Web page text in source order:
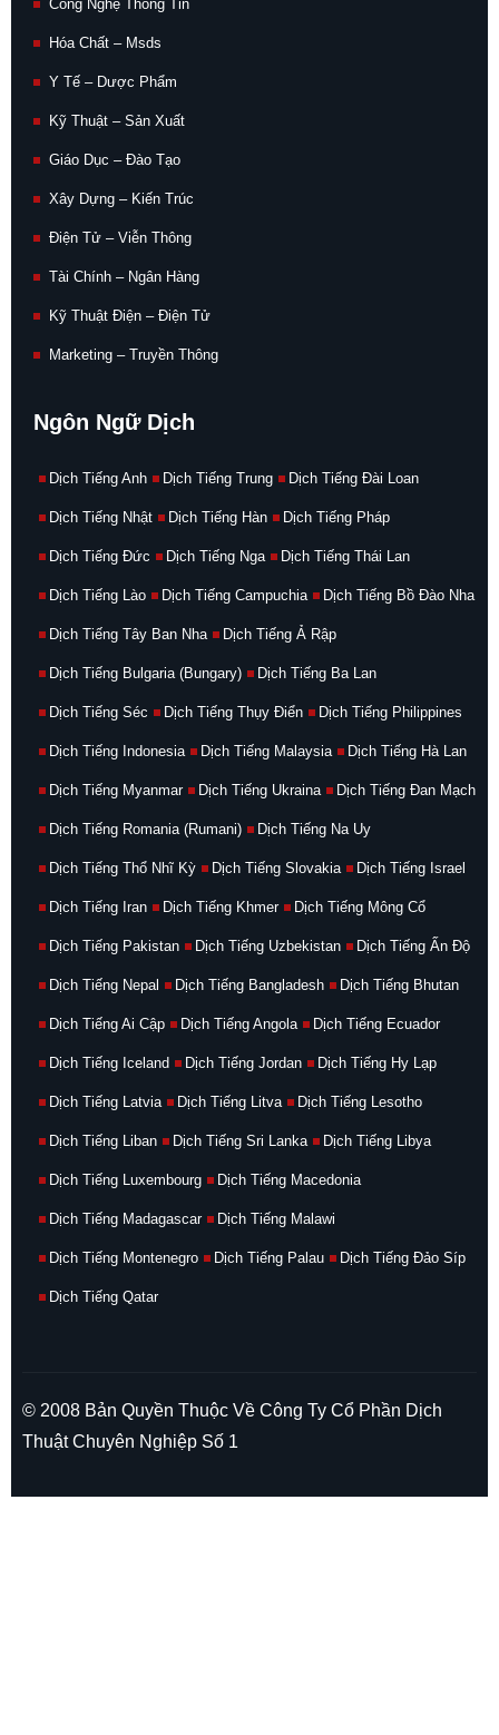
Công Nghệ Thông Tin
Hóa Chất – Msds
Y Tế – Dược Phẩm
Kỹ Thuật – Sản Xuất
Giáo Dục – Đào Tạo
Xây Dựng – Kiến Trúc
Điện Tử – Viễn Thông
Tài Chính – Ngân Hàng
Kỹ Thuật Điện – Điện Tử
Marketing – Truyền Thông
Ngôn Ngữ Dịch
Dịch Tiếng Anh Dịch Tiếng Trung Dịch Tiếng Đài Loan
Dịch Tiếng Nhật Dịch Tiếng Hàn Dịch Tiếng Pháp
Dịch Tiếng Đức Dịch Tiếng Nga Dịch Tiếng Thái Lan
Dịch Tiếng Lào Dịch Tiếng Campuchia Dịch Tiếng Bồ Đào Nha
Dịch Tiếng Tây Ban Nha Dịch Tiếng Ả Rập
Dịch Tiếng Bulgaria (Bungary) Dịch Tiếng Ba Lan
Dịch Tiếng Séc Dịch Tiếng Thụy Điển Dịch Tiếng Philippines
Dịch Tiếng Indonesia Dịch Tiếng Malaysia Dịch Tiếng Hà Lan
Dịch Tiếng Myanmar Dịch Tiếng Ukraina Dịch Tiếng Đan Mạch
Dịch Tiếng Romania (Rumani) Dịch Tiếng Na Uy
Dịch Tiếng Thổ Nhĩ Kỳ Dịch Tiếng Slovakia Dịch Tiếng Israel
Dịch Tiếng Iran Dịch Tiếng Khmer Dịch Tiếng Mông Cổ
Dịch Tiếng Pakistan Dịch Tiếng Uzbekistan Dịch Tiếng Ấn Độ
Dịch Tiếng Nepal Dịch Tiếng Bangladesh Dịch Tiếng Bhutan
Dịch Tiếng Ai Cập Dịch Tiếng Angola Dịch Tiếng Ecuador
Dịch Tiếng Iceland Dịch Tiếng Jordan Dịch Tiếng Hy Lạp
Dịch Tiếng Latvia Dịch Tiếng Litva Dịch Tiếng Lesotho
Dịch Tiếng Liban Dịch Tiếng Sri Lanka Dịch Tiếng Libya
Dịch Tiếng Luxembourg Dịch Tiếng Macedonia
Dịch Tiếng Madagascar Dịch Tiếng Malawi
Dịch Tiếng Montenegro Dịch Tiếng Palau Dịch Tiếng Đảo Síp
Dịch Tiếng Qatar
© 2008 Bản Quyền Thuộc Về Công Ty Cổ Phần Dịch
Thuật Chuyên Nghiệp Số 1